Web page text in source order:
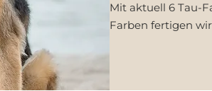
Mit aktuell 6 Tau-
Farben fertigen